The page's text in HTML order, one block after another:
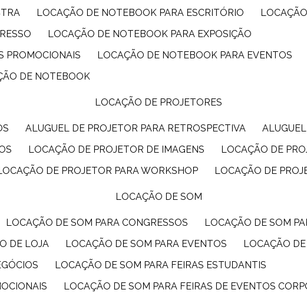
LOCAÇÃO DE NOTEBOOK PARA ESCRITÓRIO
LOCAÇÃO DE NOTEBOOK PARA EXPOSIÇÃO
PROMOCIONAIS
LOCAÇÃO DE NOTEBOOK PARA EVENTOS
DE NOTEBOOK
LOCAÇÃO DE PROJETORES
ALUGUEL DE PROJETOR PARA RETROSPECTIVA
LOCAÇÃO DE PROJETOR DE IMAGENS
LOCAÇÃO DE
LOCAÇÃO DE PROJETOR PARA WORKSHOP LOCAÇÃO DE
LOCAÇÃO DE SOM
LOCAÇÃO DE SOM PARA CONGRESSOS
LOCAÇÃO DE SOM
DE LOJA
LOCAÇÃO DE SOM PARA EVENTOS
LOCAÇÃO
LOCAÇÃO DE SOM PARA FEIRAS ESTUDANTIS
LOCAÇÃO DE SOM PARA FEIRAS DE EVENTOS